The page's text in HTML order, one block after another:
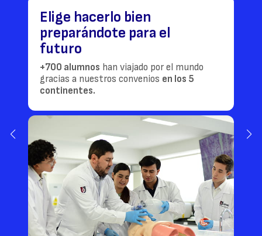
Elige hacerlo bien
preparándote para el
futuro
+700 alumnos han viajado por el mundo
gracias a nuestros convenios en los 5
continentes.